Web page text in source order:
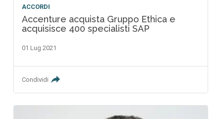
ACCORDI
Accenture acquista Gruppo Ethica e
acquisisce 400 specialisti SAP
01 Lug 2021
Condividi